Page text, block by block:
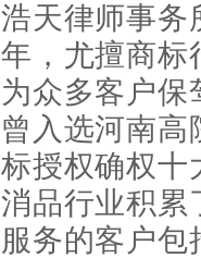
浩天律师事务
年，尤擅商标
为众多客户保
曾入选河南高
标授权确权十
消品行业积累
服务的客户